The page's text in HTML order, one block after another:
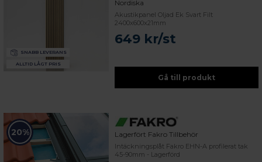
SNABB LEVERANS
ALLTID LÅGT PRIS
Nordiska
Akustikpanel Oljad Ek Svart Filt
2400x600x21mm
649 kr/st
Gå till produkt
20% Lagerfört Fakro Tillbehör
Intäckningsplåt Fakro EHN-A profilerat tak
45-90mm - Lagerförd